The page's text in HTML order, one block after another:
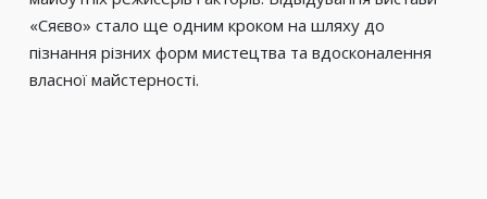
«Сяєво» стало ще одним кроком на шляху до
пізнання різних форм мистецтва та вдосконалення
власної майстерності.